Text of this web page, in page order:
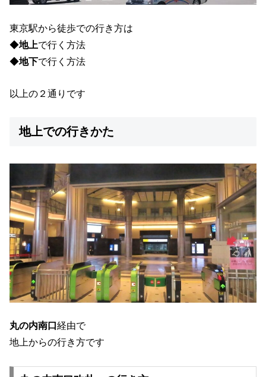
東京駅から徒歩での行き方は
◆地上で行く方法
◆地下で行く方法
以上の２通りです
地上での行きかた
丸の内南口 経由で
地上からの行き方です